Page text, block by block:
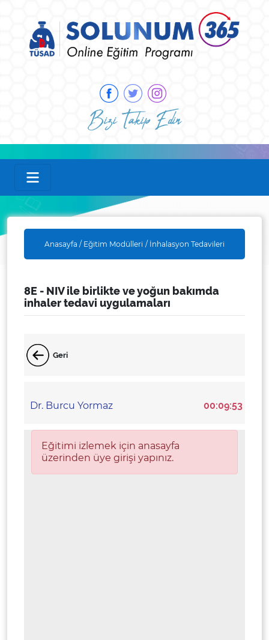
Bizi Takip Edin
Anasayfa / Eğitim Modülleri / İnhalasyon Tedavileri
8E - NIV ile birlikte ve yoğun bakımda
inhaler tedavi uygulamaları
Geri
Dr. Burcu Yormaz 00:09:53
Eğitimi izlemek için anasayfa
üzerinden üye girişi yapınız.